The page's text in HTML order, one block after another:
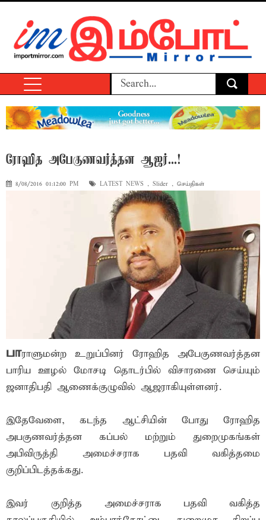
ரோஹித அபேகுணவர்த்தன ஆஜர்...!
8/08/2016 01:12:00 PM LATEST NEWS , Slider , செய்திகள்
பாராளுமன்ற உறுப்பினர் ரோஹித அபேகுணவர்த்தன
பாரிய ஊழல் மோசடி தொடர்பில் விசாரணை செய்யும்
ஜனாதிபதி ஆணைக்குழுவில் ஆஜராகியுள்ளனர்.
இதேவேளை, கடந்த ஆட்சியின் போது ரோஹித
அபகுணவர்த்தன கப்பல் மற்றும் துறைமுகங்கள்
அபிவிருத்தி அமைச்சராக பதவி வகித்தமை
குறிப்பிடத்தக்கது.
இவர் குறித்த அமைச்சராக பதவி வகித்த